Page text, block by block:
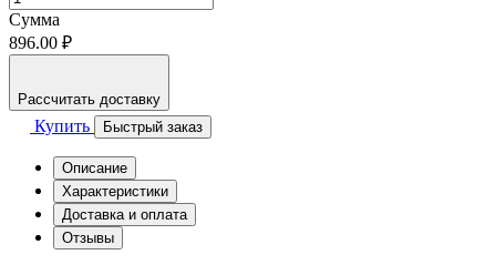
Сумма
896.00 ₽
Рассчитать доставку
Купить Быстрый заказ
Описание
Характеристики
Доставка и оплата
Отзывы